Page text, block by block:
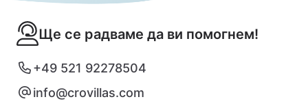
Ще се радваме да ви помогнем!
+49 521 92278504
info@crovillas.com